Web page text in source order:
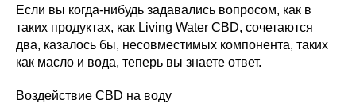
Если вы когда-нибудь задавались вопросом, как в
таких продуктах, как Living Water CBD, сочетаются
два, казалось бы, несовместимых компонента, таких
как масло и вода, теперь вы знаете ответ.
Воздействие CBD на воду